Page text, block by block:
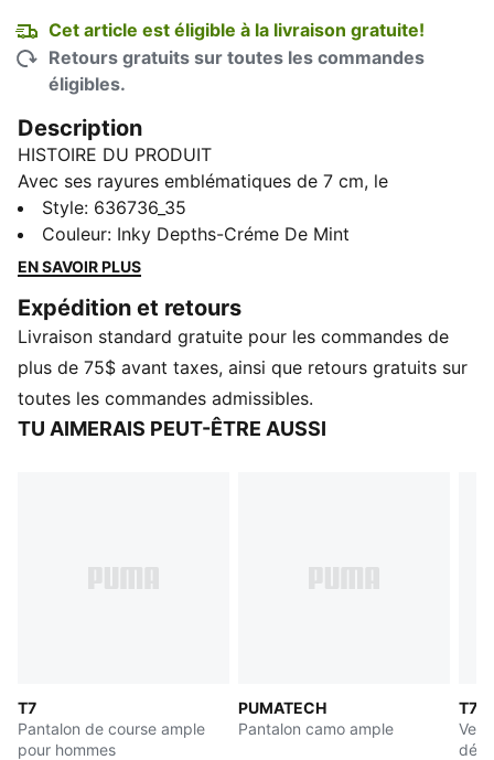
Cet article est éligible à la livraison gratuite!
Retours gratuits sur toutes les commandes
éligibles.
Description
HISTOIRE DU PRODUIT
Avec ses rayures emblématiques de 7 cm, le
survêtement T7 a fait son apparition en 1968 et n'a
cessé depuis de révolutionner le monde de la mode.
Ce pantalon de course reprend ce même esprit créatif
emblématiques.
CARACTÉRISTIQUES ET AVANTAGES
Dans le cadre du programme RE:FIBRE, ce vêtement
est composé d’au moins 95 % de matériaux recyclés
issus de déchets textiles et d’autres matériaux usagés
Style: 636736_35
Couleur: Inky Depths-Créme De Mint
EN SAVOIR PLUS
Expédition et retours
Livraison standard gratuite pour les commandes de
plus de 75$ avant taxes, ainsi que retours gratuits sur
toutes les commandes admissibles.
TU AIMERAIS PEUT-ÊTRE AUSSI
T7
Pantalon de course ample
pour hommes
PUMATECH
Pantalon camo ample
T7